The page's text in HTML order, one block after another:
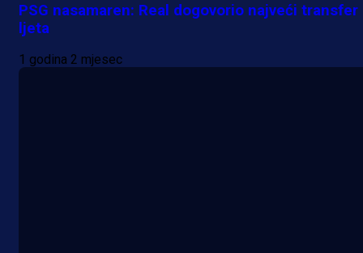
PSG nasamaren: Real dogovorio najveći transfer
ljeta
1 godina 2 mjesec